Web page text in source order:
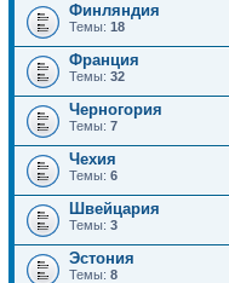
Финляндия
Темы: 18
Франция
Темы: 32
Черногория
Темы: 7
Чехия
Темы: 6
Швейцария
Темы: 3
Эстония
Темы: 8